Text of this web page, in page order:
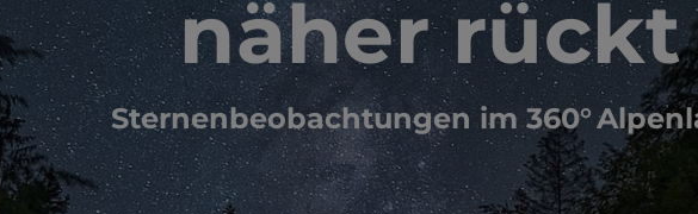
näher rückt
Sternenbeobachtungen im 360°